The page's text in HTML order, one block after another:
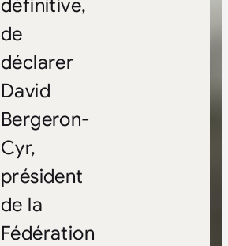
définitive,
de
déclarer
David
Bergeron-
Cyr,
président
de la
Fédération